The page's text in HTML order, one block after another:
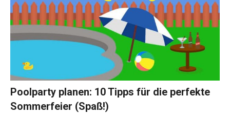
Poolparty planen: 10 Tipps für die perfekte
Sommerfeier (Spaß!)